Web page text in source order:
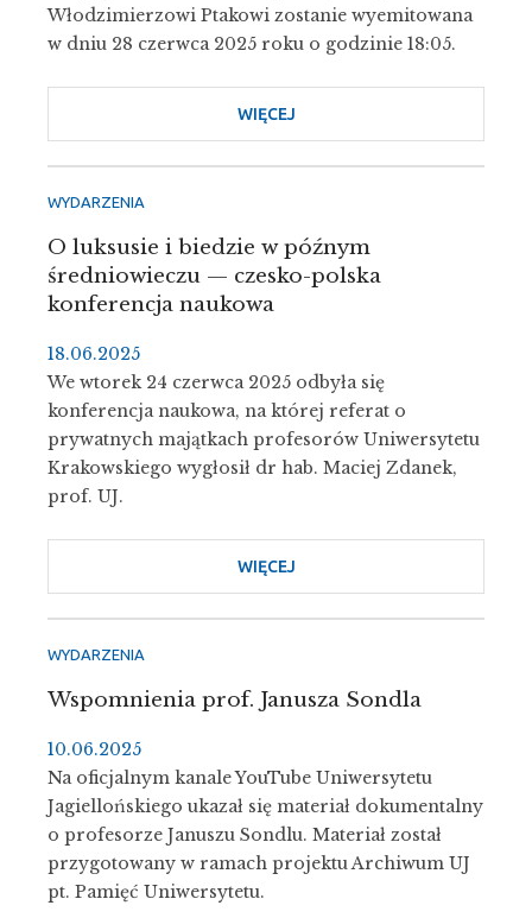
Włodzimierzowi Ptakowi zostanie wyemitowana
w dniu 28 czerwca 2025 roku o godzinie 18:05.
WIĘCEJ
AUDYCJA
W
POŚWIĘCONA
PROF.
WYDARZENIA
O luksusie i biedzie w późnym
średniowieczu — czesko-polska
konferencja naukowa
18.06.2025
We wtorek 24 czerwca 2025 odbyła się
konferencja naukowa, na której referat o
prywatnych majątkach profesorów Uniwersytetu
Krakowskiego wygłosił dr hab. Maciej Zdanek,
prof. UJ.
WIĘCEJ
O
LUKSUSIE
W
ŚREDNIOWIECZU
POLSKA
KONFERENCJA
WYDARZENIA
Wspomnienia prof. Janusza Sondla
10.06.2025
Na oficjalnym kanale YouTube Uniwersytetu
Jagiellońskiego ukazał się materiał dokumentalny
o profesorze Januszu Sondlu. Materiał został
przygotowany w ramach projektu Archiwum UJ
pt. Pamięć Uniwersytetu.